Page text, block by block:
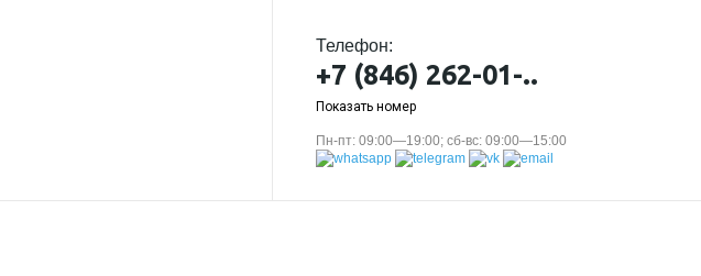
Телефон:
+7 (846) 262-01-..
Показать номер
Пн-пт: 09:00—19:00; сб-вс: 09:00—15:00